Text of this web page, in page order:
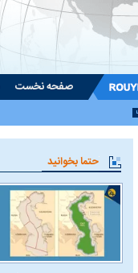
صفحه نخست
حتما بخوانید